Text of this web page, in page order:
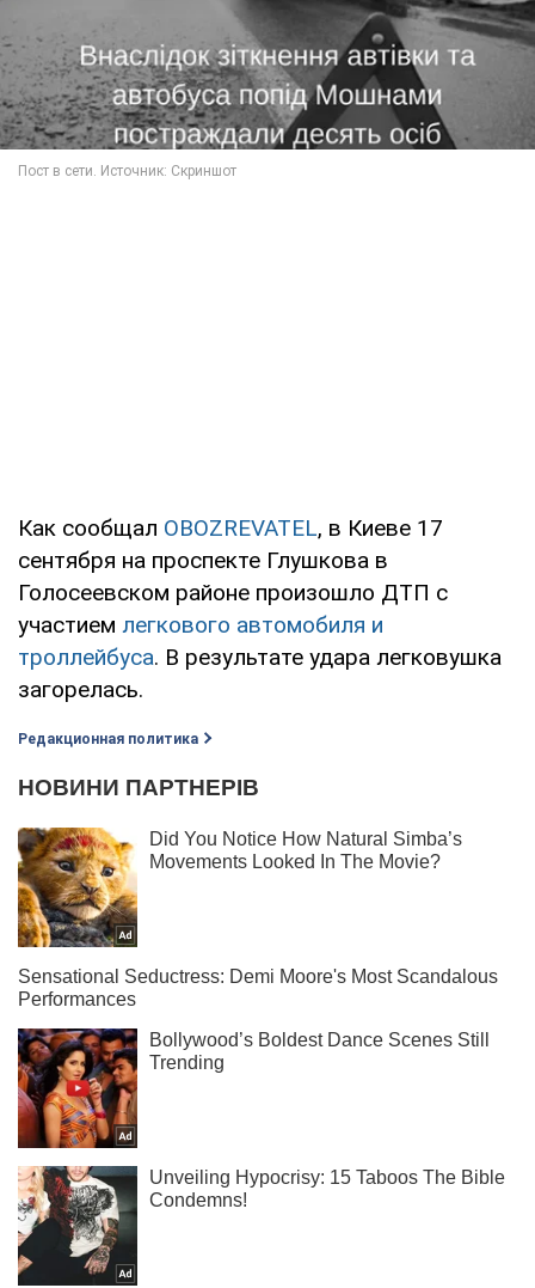
Как сообщал OBOZREVATEL, в Киеве 17
сентября на проспекте Глушкова в
Голосеевском районе произошло ДТП с
участием легкового автомобиля и
троллейбуса. В результате удара легковушка
загорелась.
Редакционная политика